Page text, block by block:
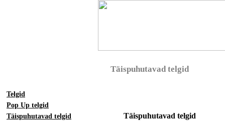
Täispuhutavad telgid
Telgid
Pop Up telgid
Täispuhutavad telgid
Täispuhutavad telgid